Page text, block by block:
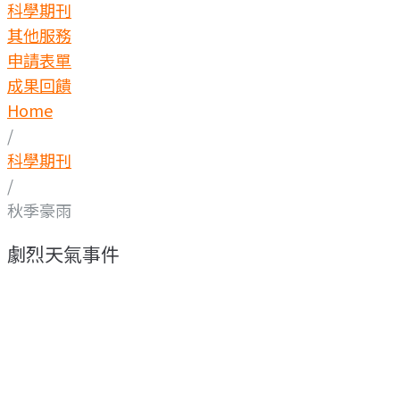
科學期刊
其他服務
申請表單
成果回饋
Home
/
科學期刊
/
秋季豪雨
劇烈天氣事件